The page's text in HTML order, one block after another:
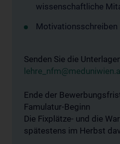
wissenschaftliche
Motivationsschreiben
Senden Sie die
Ende der
Famulatur-Beginn
Die Fixplätze- und die
spätestens im Herbst